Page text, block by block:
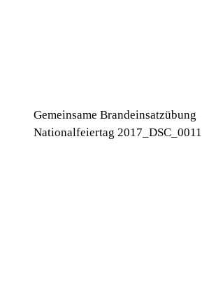
Gemeinsame Brandeinsatzübung
Nationalfeiertag 2017_DSC_0011